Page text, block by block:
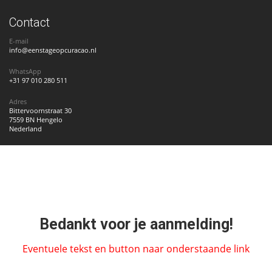
Contact
E-mail
info@eenstageopcuracao.nl
WhatsApp
+31 97 010 280 511
Adres
Bittervoornstraat 30
7559 BN Hengelo
Nederland
Bedankt voor je aanmelding!
Eventuele tekst en button naar onderstaande link